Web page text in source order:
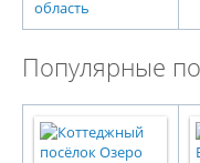
область
Популярные